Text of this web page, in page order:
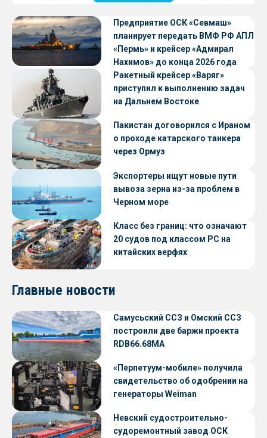
Предприятие ОСК «Севмаш»
планирует передать ВМФ РФ АПЛ
«Пермь» и крейсер «Адмирал
Нахимов» до конца 2026 года
Ракетный крейсер «Варяг»
приступил к выполнению задач
на Дальнем Востоке
Пакистан договорился с Ираном
о проходе катарского танкера
через Ормуз
Экспортеры ищут новые пути
вывоза зерна из-за проблем в
Черном море
Класс без границ: что означают
20 судов под классом РС на
китайских верфях
Главные новости
Самусьский ССЗ и Омский ССЗ
построили две баржи проекта
RDB66.68МА
«Перпетуум-мобиле» получила
свидетельство об одобрении на
генераторы Weiman
Невский судостроительно-
судоремонтный завод ОСК